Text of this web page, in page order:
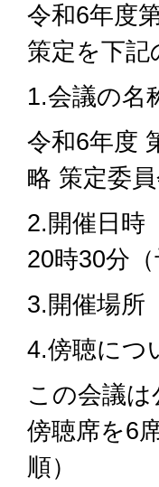
令和6年度
策定を下記
1.会議の名
令和6年度
略 策定委
2.開催日時
20時30分（
3.開催場所
4.傍聴につ
この会議は
傍聴席を6
順）